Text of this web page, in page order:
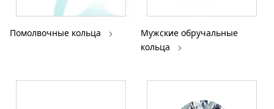
Помолвочные кольца
Мужские обручальные
кольца